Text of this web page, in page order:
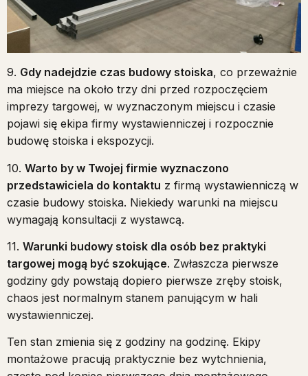
9. Gdy nadejdzie czas budowy stoiska, co przeważnie
ma miejsce na około trzy dni przed rozpoczęciem
imprezy targowej, w wyznaczonym miejscu i czasie
pojawi się ekipa firmy wystawienniczej i rozpocznie
budowę stoiska i ekspozycji.
10. Warto by w Twojej firmie wyznaczono
przedstawiciela do kontaktu z firmą wystawienniczą w
czasie budowy stoiska. Niekiedy warunki na miejscu
wymagają konsultacji z wystawcą.
11. Warunki budowy stoisk dla osób bez praktyki
targowej mogą być szokujące. Zwłaszcza pierwsze
godziny gdy powstają dopiero pierwsze zręby stoisk,
chaos jest normalnym stanem panującym w hali
wystawienniczej.
Ten stan zmienia się z godziny na godzinę. Ekipy
montażowe pracują praktycznie bez wytchnienia,